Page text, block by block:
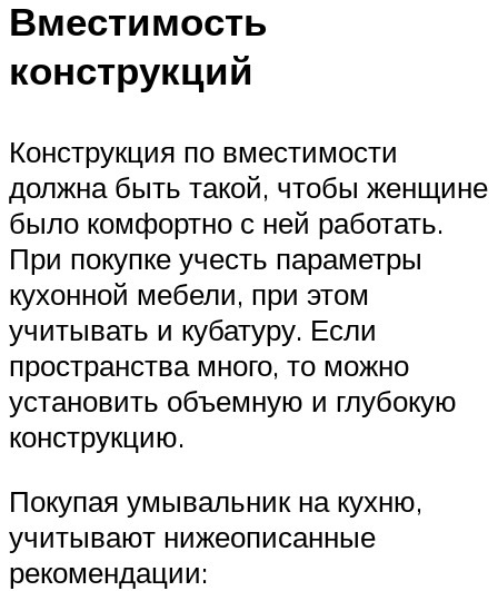
Вместимость
конструкций
Конструкция по вместимости
должна быть такой, чтобы женщине
было комфортно с ней работать.
При покупке учесть параметры
кухонной мебели, при этом
учитывать и кубатуру. Если
пространства много, то можно
установить объемную и глубокую
конструкцию.
Покупая умывальник на кухню,
учитывают нижеописанные
рекомендации: